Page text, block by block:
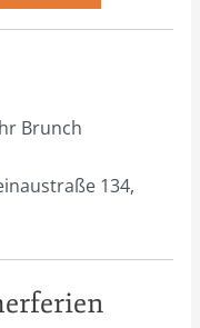
Brunch
134,